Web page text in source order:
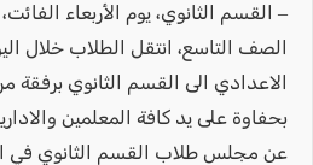
– القسم الثانوي، يوم الأربعاء
الصف التاسع، انتقل الطلاب خلال
الاعدادي الى القسم الثانوي برفقة
بحفاوة على يد كافة المعلمين
عن مجلس طلاب القسم الثانوي في